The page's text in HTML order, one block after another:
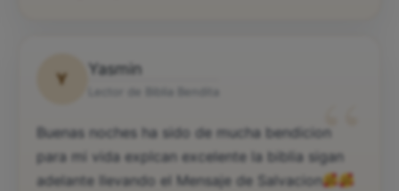
Y
Yasmin
“
Buenas noches ha sido de mucha bendicion
para mi vida explcan excelente la biblia sigan
adelante llevando el Mensaje de Salvacion